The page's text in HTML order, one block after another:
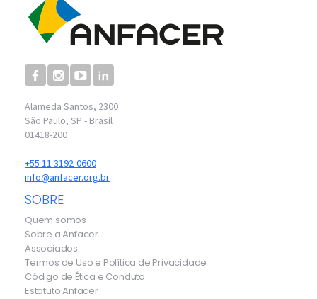
Alameda Santos, 2300
São Paulo, SP - Brasil
01418-200
+55 11 3192-0600
info@anfacer.org.br
SOBRE
Quem somos
Sobre a Anfacer
Associados
Termos de Uso e Política de Privacidade
Código de Ética e Conduta
Estatuto Anfacer